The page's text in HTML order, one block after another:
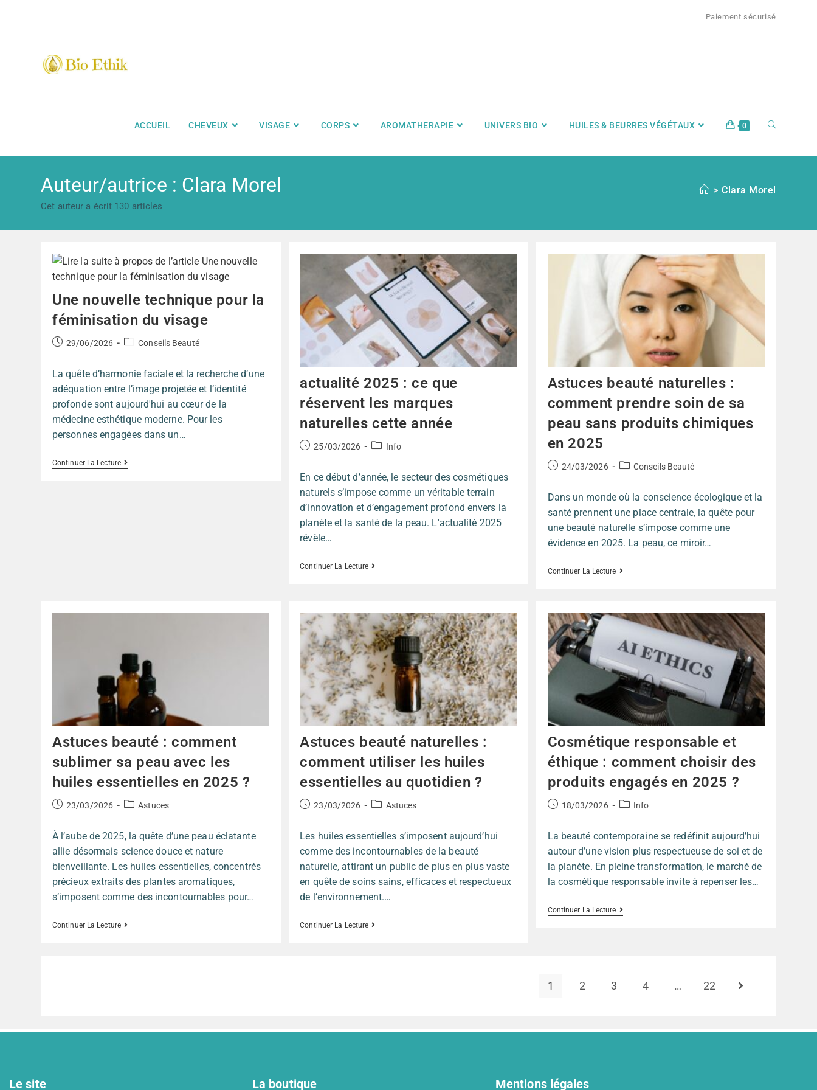
Paiement sécurisé
ACCUEIL CHEVEUX VISAGE CORPS AROMATHERAPIE UNIVERS BIO HUILES & BEURRES VÉGÉTAUX 0
Auteur/autrice : Clara Morel
Cet auteur a écrit 130 articles
> Clara Morel
Une nouvelle technique pour la
féminisation du visage
29/06/2026 Conseils Beauté
La quête d’harmonie faciale et la recherche d’une
adéquation entre l’image projetée et l’identité
profonde sont aujourd'hui au cœur de la
médecine esthétique moderne. Pour les
personnes engagées dans un…
Continuer La Lecture
actualité 2025 : ce que
réservent les marques
naturelles cette année
25/03/2026 Info
En ce début d’année, le secteur des cosmétiques
naturels s’impose comme un véritable terrain
d’innovation et d’engagement profond envers la
planète et la santé de la peau. L'actualité 2025
révèle…
Continuer La Lecture
Astuces beauté naturelles :
comment prendre soin de sa
peau sans produits chimiques
en 2025
24/03/2026 Conseils Beauté
Dans un monde où la conscience écologique et la
santé prennent une place centrale, la quête pour
une beauté naturelle s’impose comme une
évidence en 2025. La peau, ce miroir…
Continuer La Lecture
Astuces beauté : comment
sublimer sa peau avec les
huiles essentielles en 2025 ?
23/03/2026 Astuces
À l’aube de 2025, la quête d’une peau éclatante
allie désormais science douce et nature
bienveillante. Les huiles essentielles, concentrés
précieux extraits des plantes aromatiques,
s’imposent comme des incontournables pour…
Continuer La Lecture
Astuces beauté naturelles :
comment utiliser les huiles
essentielles au quotidien ?
23/03/2026 Astuces
Les huiles essentielles s’imposent aujourd’hui
comme des incontournables de la beauté
naturelle, attirant un public de plus en plus vaste
en quête de soins sains, efficaces et respectueux
de l’environnement.…
Continuer La Lecture
Cosmétique responsable et
éthique : comment choisir des
produits engagés en 2025 ?
18/03/2026 Info
La beauté contemporaine se redéfinit aujourd’hui
autour d’une vision plus respectueuse de soi et de
la planète. En pleine transformation, le marché de
la cosmétique responsable invite à repenser les…
Continuer La Lecture
1 2 3 4 … 22
Le site La boutique Mentions légales